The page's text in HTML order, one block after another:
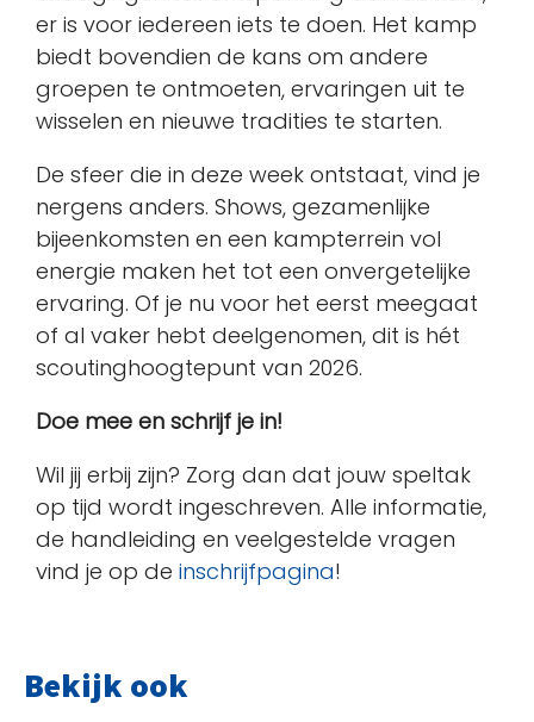
er is voor iedereen iets te doen. Het kamp
biedt bovendien de kans om andere
groepen te ontmoeten, ervaringen uit te
wisselen en nieuwe tradities te starten.
De sfeer die in deze week ontstaat, vind je
nergens anders. Shows, gezamenlijke
bijeenkomsten en een kampterrein vol
energie maken het tot een onvergetelijke
ervaring. Of je nu voor het eerst meegaat
of al vaker hebt deelgenomen, dit is hét
scoutinghoogtepunt van 2026.
Doe mee en schrijf je in!
Wil jij erbij zijn? Zorg dan dat jouw speltak
op tijd wordt ingeschreven. Alle informatie,
de handleiding en veelgestelde vragen
vind je op de inschrijfpagina!
Bekijk ook